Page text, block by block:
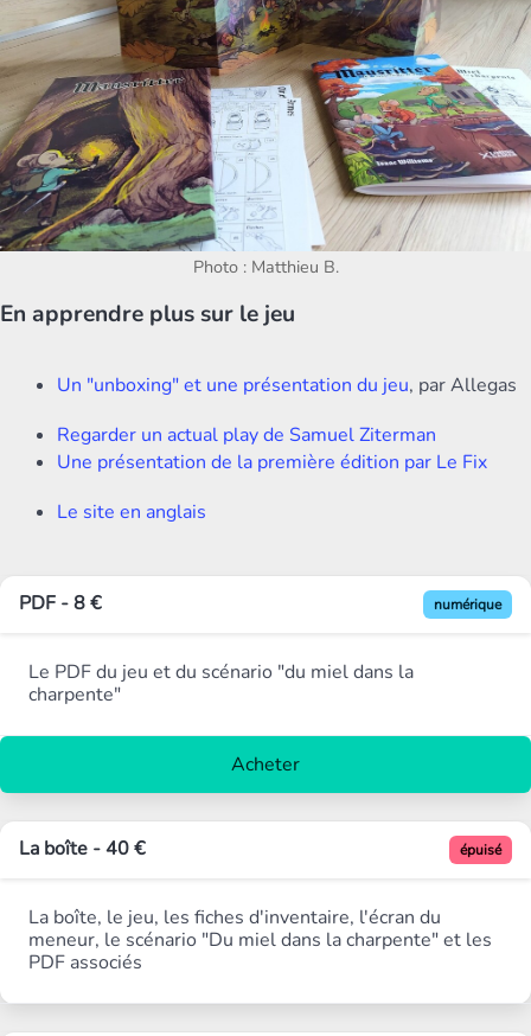
Photo : Matthieu B.
En apprendre plus sur le jeu
Un "unboxing" et une présentation du jeu, par Allegas
Regarder un actual play de Samuel Ziterman
Une présentation de la première édition par Le Fix
Le site en anglais
PDF - 8 € numérique
Le PDF du jeu et du scénario "du miel dans la
charpente"
Acheter
La boîte - 40 € épuisé
La boîte, le jeu, les fiches d'inventaire, l'écran du
meneur, le scénario "Du miel dans la charpente" et les
PDF associés